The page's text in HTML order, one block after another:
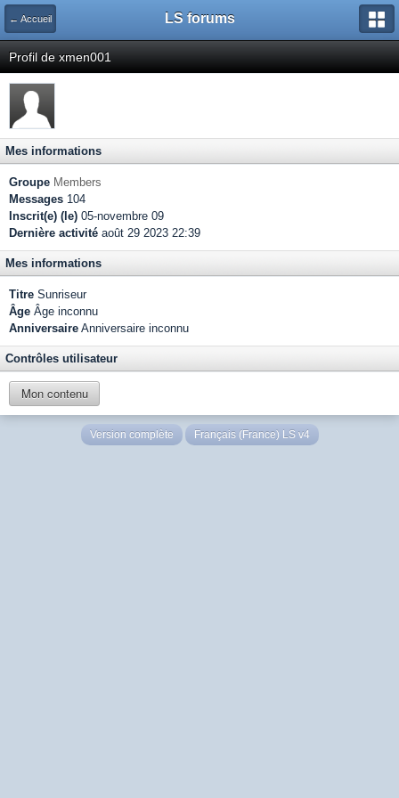
← Accueil LS forums
Profil de xmen001
Mes informations
Groupe Members
Messages 104
Inscrit(e) (le) 05-novembre 09
Dernière activité août 29 2023 22:39
Mes informations
Titre Sunriseur
Âge Âge inconnu
Anniversaire Anniversaire inconnu
Contrôles utilisateur
Mon contenu
Version complète Français (France) LS v4